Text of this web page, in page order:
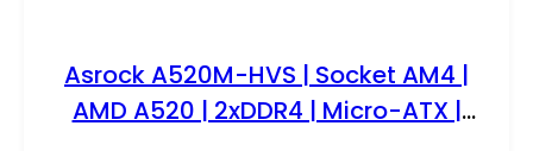
Asrock A520M-HVS | Socket AM4 |
AMD A520 | 2xDDR4 | Micro-ATX |